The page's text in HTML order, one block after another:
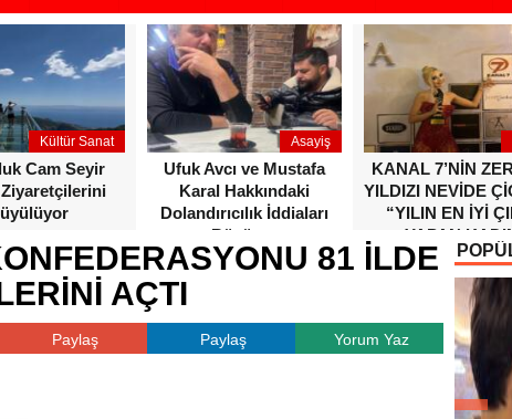
Kültür Sanat
Cam Seyir
Ziyaretçilerini
Asayiş
Ufuk Avcı ve Mustafa
Karal Hakkındaki
Dolandırıcılık İddiaları
Büyüyor
KANAL 7’NİN
YILDIZI NEVİDE
“YILIN EN İYİ
YAPAN
OYUNCUSU”
81 İLDE
AÇTI
Paylaş Paylaş Yorum Yaz